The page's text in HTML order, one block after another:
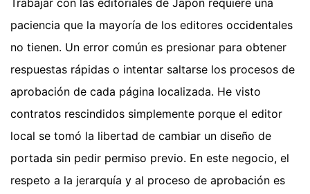
paciencia que la mayoría de los editores occidentales
no tienen. Un error común es presionar para obtener
respuestas rápidas o intentar saltarse los procesos de
aprobación de cada página localizada. He visto
contratos rescindidos simplemente porque el editor
local se tomó la libertad de cambiar un diseño de
portada sin pedir permiso previo. En este negocio, el
respeto a la jerarquía y al proceso de aprobación es